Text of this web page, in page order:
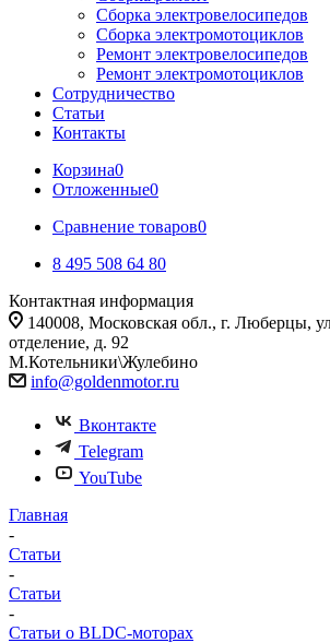
Сборка электровелосипедов
Сборка электромотоциклов
Ремонт электровелосипедов
Ремонт электромотоциклов
Сотрудничество
Статьи
Контакты
Корзина0
Отложенные0
Сравнение товаров0
8 495 508 64 80
Контактная информация
140008, Московская обл., г. Люберцы,
отделение, д. 92
М.Котельники\Жулебино
info@goldenmotor.ru
Вконтакте
Telegram
YouTube
Главная
-
Статьи
-
Статьи
-
Статьи о BLDC-моторах